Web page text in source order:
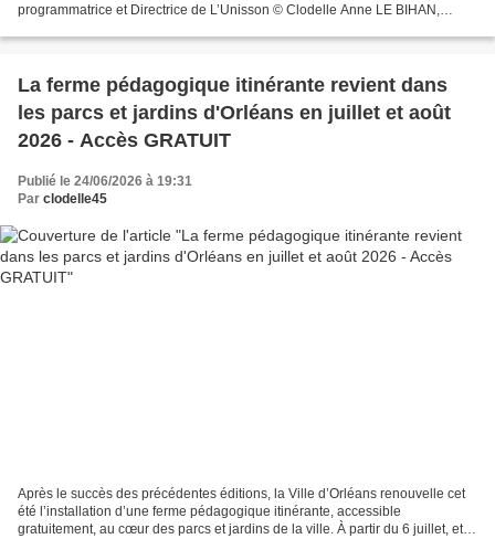
programmatrice et Directrice de L’Unisson © Clodelle Anne LE BIHAN,
La ferme pédagogique itinérante revient dans
les parcs et jardins d'Orléans en juillet et août
2026 - Accès GRATUIT
Publié le 24/06/2026 à 19:31
Par clodelle45
Après le succès des précédentes éditions, la Ville d’Orléans renouvelle cet
été l’installation d’une ferme pédagogique itinérante, accessible
gratuitement, au cœur des parcs et jardins de la ville. À partir du 6 juillet, et